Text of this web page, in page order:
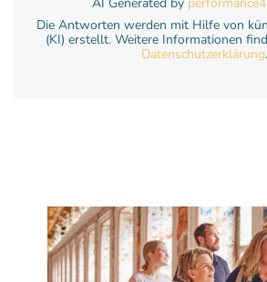
Die Antworten werden mit Hilfe von
(KI) erstellt. Weitere Informationen
Datenschutzerklärung.